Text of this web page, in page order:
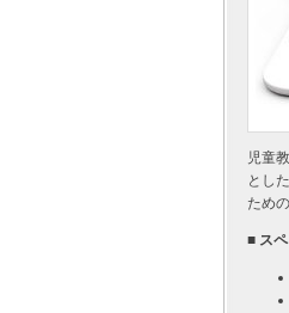
児童
とし
ため
■ ス